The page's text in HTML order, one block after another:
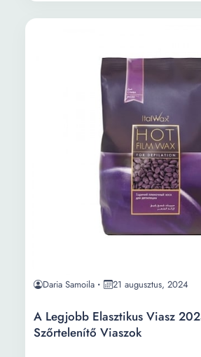
Daria Samoila 21 augusztus, 2024
A Legjobb Elasztikus Viasz
Szőrtelenítő Viaszok